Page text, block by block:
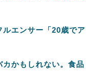
ルエンサー「20歳でア
カかもしれない。食品